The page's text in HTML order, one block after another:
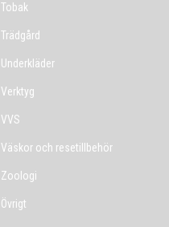
Tobak
Trädgård
Underkläder
Verktyg
VVS
Väskor och resetillbehör
Zoologi
Övrigt